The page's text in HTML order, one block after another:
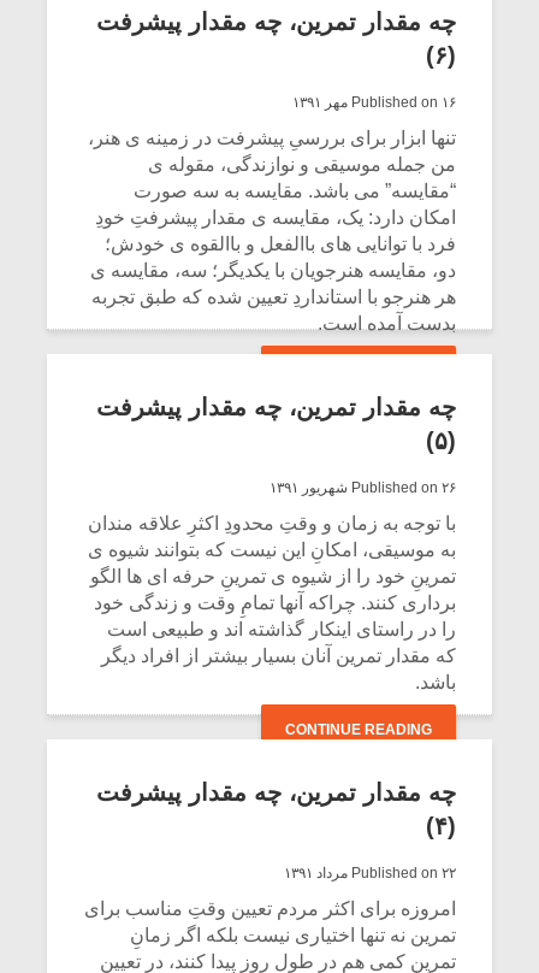
CONTINUE READING
چه مقدار تمرین، چه مقدار پیشرفت
(۶)
Published on ۱۶ مهر ۱۳۹۱
تنها ابزار براى بررسىِ پیشرفت در زمینه ى هنر،
من جمله موسیقى و نوازندگى، مقوله ى
“مقایسه” مى باشد. مقایسه به سه صورت
امکان دارد: یک، مقایسه ى مقدار پیشرفتِ خودِ
فرد با توانایى هاى باالفعل و باالقوه ى خودش؛
دو، مقایسه هنرجویان با یکدیگر؛ سه، مقایسه ى
هر هنرجو با استانداردِ تعیین شده که طبق تجربه
بدست آمده است.
چه مقدار تمرین، چه مقدار پیشرفت
(۵)
Published on ۲۶ شهریور ۱۳۹۱
با توجه به زمان و وقتِ محدودِ اکثرِ علاقه مندان
به موسیقى، امکانِ این نیست که بتوانند شیوه ى
تمرینِ خود را از شیوه ى تمرینِ حرفه ای ها الگو
بردارى کنند. چراکه آنها تمامِ وقت و زندگى خود
را در راستاى اینکار گذاشته اند و طبیعى است
که مقدار تمرین آنان بسیار بیشتر از افراد دیگر
باشد.
CONTINUE READING
چه مقدار تمرین، چه مقدار پیشرفت
(۴)
Published on ۲۲ مرداد ۱۳۹۱
امروزه براى اکثر مردم تعیین وقتِ مناسب براى
تمرین نه تنها اختیارى نیست بلکه اگر زمانِ
تمرینِ کمى هم در طول روز پیدا کنند، در تعیین